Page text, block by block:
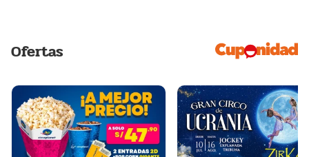
Ofertas